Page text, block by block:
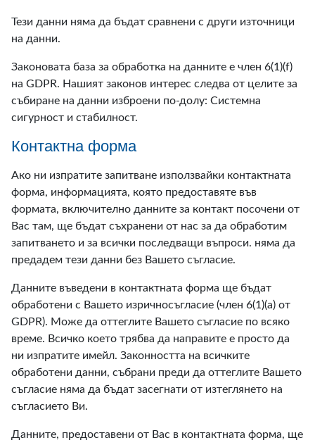
Тези данни няма да бъдат сравнени с други източници
на данни.
Законовата база за обработка на данните е член 6(1)(f)
на GDPR. Нашият законов интерес следва от целите за
събиране на данни изброени по-долу: Системна
сигурност и стабилност.
Контактна форма
Ако ни изпратите запитване използвайки контактната
форма, информацията, която предоставяте във
формата, включително данните за контакт посочени от
Вас там, ще бъдат съхранени от нас за да обработим
запитването и за всички последващи въпроси. няма да
предадем тези данни без Вашето съгласие.
Данните въведени в контактната форма ще бъдат
обработени с Вашето изричносъгласие (член 6(1)(a) от
GDPR). Може да оттеглите Вашето съгласие по всяко
време. Всичко което трябва да направите е просто да
ни изпратите имейл. Законността на всичките
обработени данни, събрани преди да оттеглите Вашето
съгласие няма да бъдат засегнати от изтеглянето на
съгласието Ви.
Данните, предоставени от Вас в контактната форма, ще